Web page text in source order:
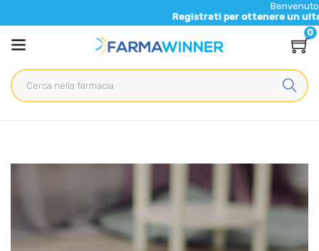
Benvenuto nel
Registrati per ottenere un ulteriore
0